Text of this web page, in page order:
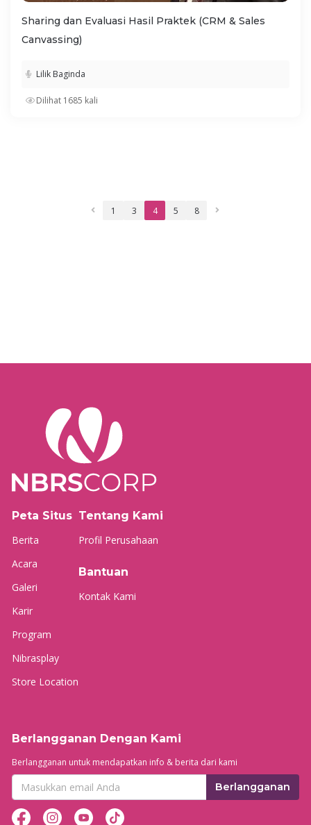
Sharing dan Evaluasi Hasil Praktek (CRM & Sales
Canvassing)
Lilik Baginda
Dilihat 1685 kali
1 3 4 5 8
Peta Situs
Berita
Acara
Galeri
Karir
Program
Nibrasplay
Store Location
Tentang Kami
Profil Perusahaan
Bantuan
Kontak Kami
Berlangganan Dengan Kami
Berlangganan untuk mendapatkan info & berita dari kami
Berlangganan